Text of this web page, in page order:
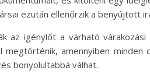
ezután ellenőrzik a
az igénylőt a várható
megtörténik, amennyiben
bonyolultabbá válhat.